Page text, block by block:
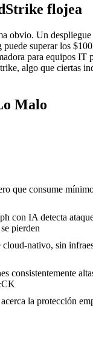
flojea
obvio. Un
superar los
para equipos IT
algo que ciertas
Malo
que consume
con IA detecta
pierden
cloud-nativo, sin
consistentemente
la protección